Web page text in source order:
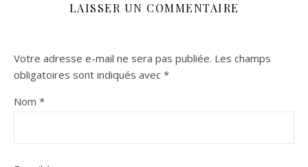
LAISSER UN COMMENTAIRE
Votre adresse e-mail ne sera pas publiée. Les champs
obligatoires sont indiqués avec *
Nom *